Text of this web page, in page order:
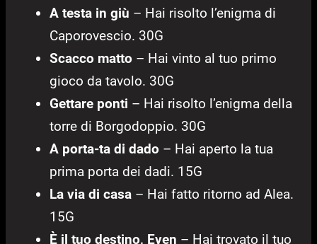
A testa in giù – Hai risolto l’enigma di
Caporovescio. 30G
Scacco matto – Hai vinto al tuo primo
gioco da tavolo. 30G
Gettare ponti – Hai risolto l’enigma della
torre di Borgodoppio. 30G
A porta-ta di dado – Hai aperto la tua
prima porta dei dadi. 15G
La via di casa – Hai fatto ritorno ad Alea.
15G
È il tuo destino, Even – Hai trovato il tuo